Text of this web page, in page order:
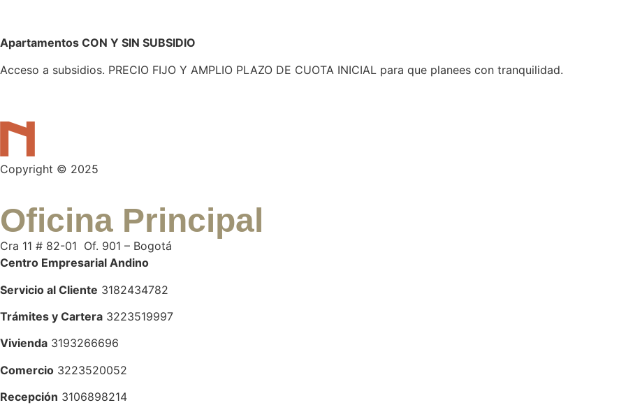
Apartamentos CON Y SIN SUBSIDIO
Acceso a subsidios. PRECIO FIJO Y AMPLIO PLAZO DE CUOTA INICIAL para que planees con tranquilidad.
Copyright © 2025
Oficina Principal
Cra 11 # 82-01 Of. 901 – Bogotá
Centro Empresarial Andino
Servicio al Cliente 3182434782
Trámites y Cartera 3223519997
Vivienda 3193266696
Comercio 3223520052
Recepción 3106898214